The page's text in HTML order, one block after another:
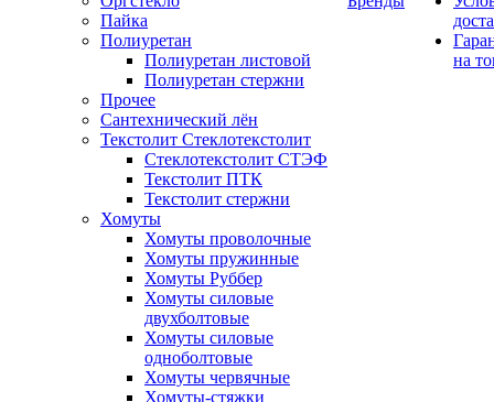
Пайка
Полиуретан
Полиуретан листовой
Полиуретан стержни
Прочее
Сантехнический лён
Текстолит Стеклотекстолит
Стеклотекстолит СТЭФ
Текстолит ПТК
Текстолит стержни
Хомуты
Хомуты проволочные
Хомуты пружинные
Хомуты Руббер
Хомуты силовые
двухболтовые
Хомуты силовые
одноболтовые
Хомуты червячные
Хомуты-стяжки
на